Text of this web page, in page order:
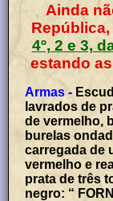
Ainda
4º, 2 e 3,
estando
Armas -
lavrados de
de vermelho,
burelas
carregada de
vermelho e
prata de três
negro: “